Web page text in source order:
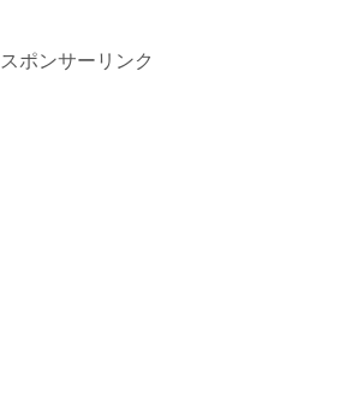
スポンサーリンク